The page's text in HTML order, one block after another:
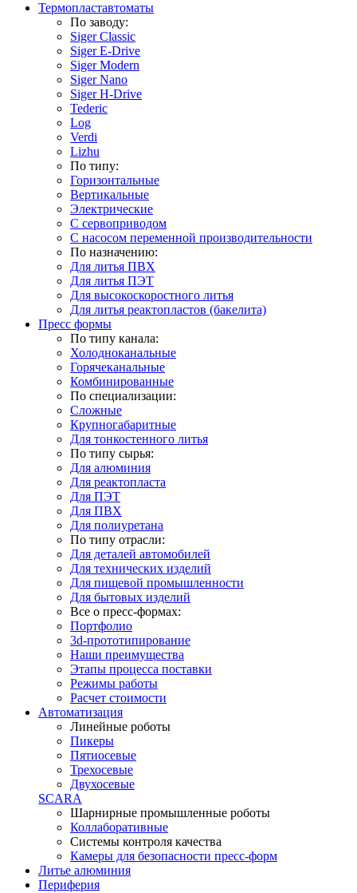
Термопластавтоматы
По заводу:
Siger Classic
Siger E-Drive
Siger Modern
Siger Nano
Siger H-Drive
Tederic
Log
Verdi
Lizhu
По типу:
Горизонтальные
Вертикальные
Электрические
С сервоприводом
С насосом переменной производительности
По назначению:
Для литья ПВХ
Для литья ПЭТ
Для высокоскоростного литья
Для литья реактопластов (бакелита)
Пресс формы
По типу канала:
Холодноканальные
Горячеканальные
Комбинированные
По специализации:
Сложные
Крупногабаритные
Для тонкостенного литья
По типу сырья:
Для алюминия
Для реактопласта
Для ПЭТ
Для ПВХ
Для полиуретана
По типу отрасли:
Для деталей автомобилей
Для технических изделий
Для пищевой промышленности
Для бытовых изделий
Все о пресс-формах:
Портфолио
3d-прототипирование
Наши преимущества
Этапы процесса поставки
Режимы работы
Расчет стоимости
Автоматизация
Линейные роботы
Пикеры
Пятиосевые
Трехосевые
Двухосевые
SCARA
Шарнирные промышленные роботы
Коллаборативные
Системы контроля качества
Камеры для безопасности пресс-форм
Литье алюминия
Периферия